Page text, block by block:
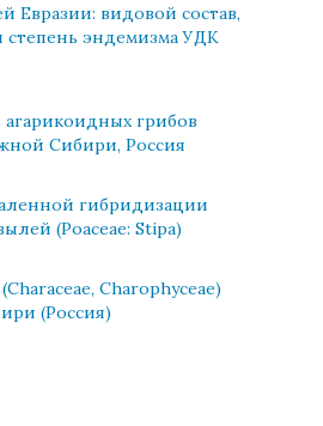
Евразии: видовой состав,
степень эндемизма УДК
грибов
Сибири, Россия
гибридизации
(Poaceae: Stipa)
Charophyceae)
(Россия)